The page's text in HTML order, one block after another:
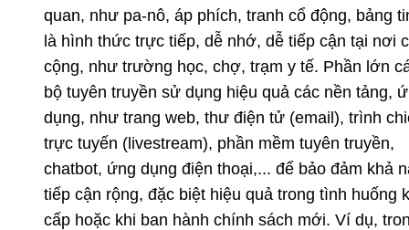
quan, như pa-nô, áp phích, tranh cổ động, bảng
là hình thức trực tiếp, dễ nhớ, dễ tiếp cận tại nơi
cộng, như trường học, chợ, trạm y tế. Phần lớn
bộ tuyên truyền sử dụng hiệu quả các nền tảng,
dụng, như trang web, thư điện tử (email), trình
trực tuyến (livestream), phần mềm tuyên truyền,
chatbot, ứng dụng điện thoại,... để bảo đảm khả
tiếp cận rộng, đặc biệt hiệu quả trong tình huống
cấp hoặc khi ban hành chính sách mới. Ví dụ,